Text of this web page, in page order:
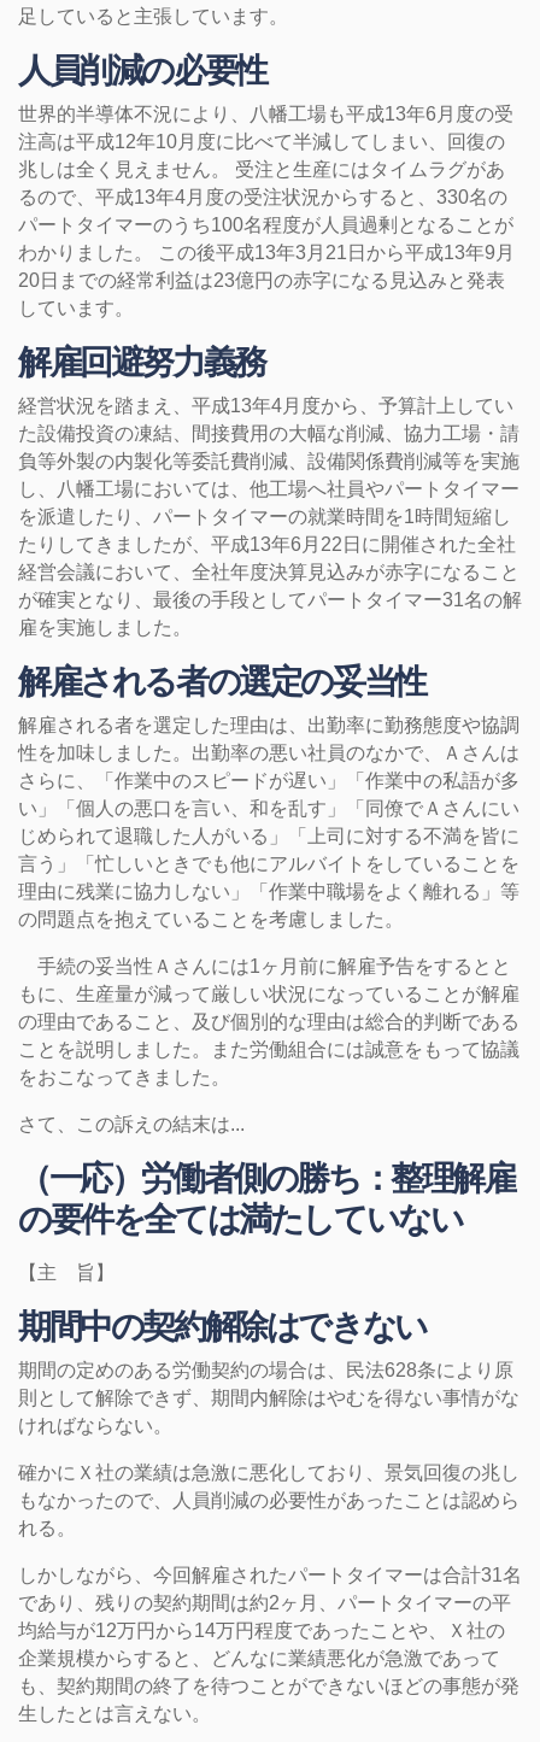
足していると主張しています。
人員削減の必要性
世界的半導体不況により、八幡工場も平成13年6月度の受
注高は平成12年10月度に比べて半減してしまい、回復の
兆しは全く見えません。 受注と生産にはタイムラグがあ
るので、平成13年4月度の受注状況からすると、330名の
パートタイマーのうち100名程度が人員過剰となることが
わかりました。 この後平成13年3月21日から平成13年9月
20日までの経常利益は23億円の赤字になる見込みと発表
しています。
解雇回避努力義務
経営状況を踏まえ、平成13年4月度から、予算計上してい
た設備投資の凍結、間接費用の大幅な削減、協力工場・請
負等外製の内製化等委託費削減、設備関係費削減等を実施
し、八幡工場においては、他工場へ社員やパートタイマー
を派遣したり、パートタイマーの就業時間を1時間短縮し
たりしてきましたが、平成13年6月22日に開催された全社
経営会議において、全社年度決算見込みが赤字になること
が確実となり、最後の手段としてパートタイマー31名の解
雇を実施しました。
解雇される者の選定の妥当性
解雇される者を選定した理由は、出勤率に勤務態度や協調
性を加味しました。出勤率の悪い社員のなかで、Ａさんは
さらに、「作業中のスピードが遅い」「作業中の私語が多
い」「個人の悪口を言い、和を乱す」「同僚でＡさんにい
じめられて退職した人がいる」「上司に対する不満を皆に
言う」「忙しいときでも他にアルバイトをしていることを
理由に残業に協力しない」「作業中職場をよく離れる」等
の問題点を抱えていることを考慮しました。
手続の妥当性Ａさんには1ヶ月前に解雇予告をするとと
もに、生産量が減って厳しい状況になっていることが解雇
の理由であること、及び個別的な理由は総合的判断である
ことを説明しました。また労働組合には誠意をもって協議
をおこなってきました。
さて、この訴えの結末は...
（一応）労働者側の勝ち：整理解雇
の要件を全ては満たしていない
【主 旨】
期間中の契約解除はできない
期間の定めのある労働契約の場合は、民法628条により原
則として解除できず、期間内解除はやむを得ない事情がな
ければならない。
確かにＸ社の業績は急激に悪化しており、景気回復の兆し
もなかったので、人員削減の必要性があったことは認めら
れる。
しかしながら、今回解雇されたパートタイマーは合計31名
であり、残りの契約期間は約2ヶ月、パートタイマーの平
均給与が12万円から14万円程度であったことや、Ｘ社の
企業規模からすると、どんなに業績悪化が急激であって
も、契約期間の終了を待つことができないほどの事態が発
生したとは言えない。